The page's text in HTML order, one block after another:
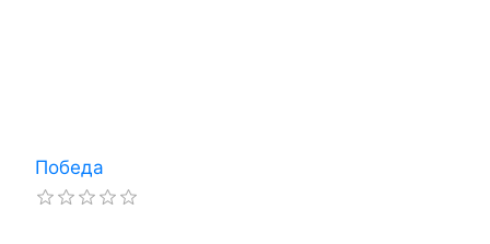
Победа